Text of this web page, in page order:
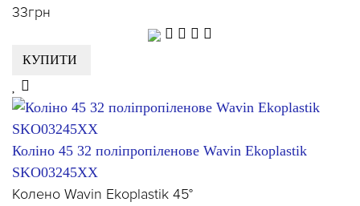
33грн
КУПИТИ
Коліно 45 32 поліпропіленове Wavin Ekoplastik
SKO03245XX
Колено Wavin Ekoplastik 45°